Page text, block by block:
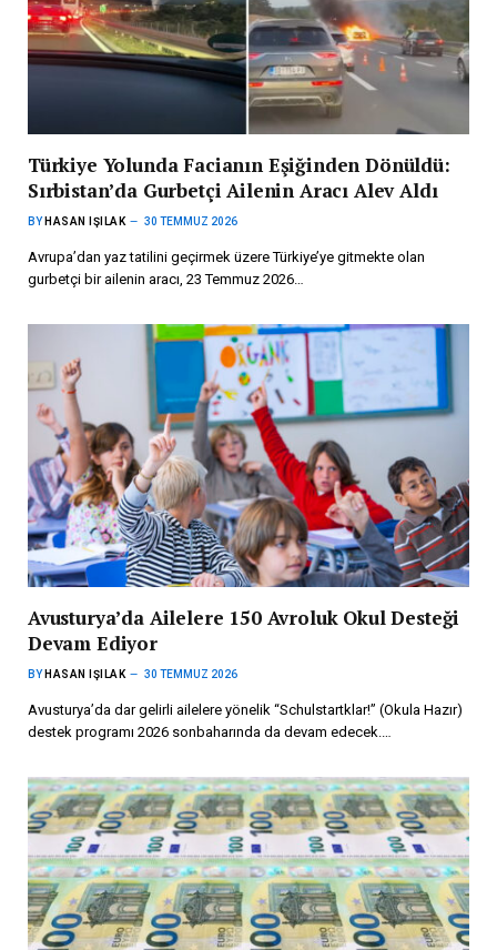
Türkiye Yolunda Facianın Eşiğinden Dönüldü:
Sırbistan’da Gurbetçi Ailenin Aracı Alev Aldı
BY HASAN IŞILAK 30 TEMMUZ 2026
Avrupa’dan yaz tatilini geçirmek üzere Türkiye’ye gitmekte olan
gurbetçi bir ailenin aracı, 23 Temmuz 2026…
Avusturya’da Ailelere 150 Avroluk Okul Desteği
Devam Ediyor
BY HASAN IŞILAK 30 TEMMUZ 2026
Avusturya’da dar gelirli ailelere yönelik “Schulstartklar!” (Okula Hazır)
destek programı 2026 sonbaharında da devam edecek.…